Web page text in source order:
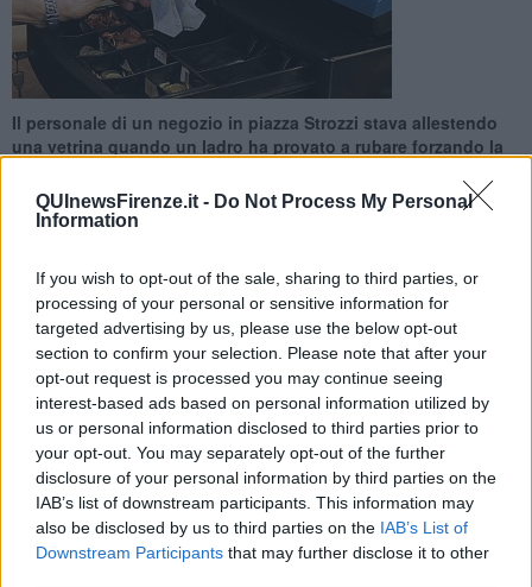
QUInewsFirenze.it - Do Not Process My Personal
Information
If you wish to opt-out of the sale, sharing to third parties, or
processing of your personal or sensitive information for
targeted advertising by us, please use the below opt-out
section to confirm your selection. Please note that after your
opt-out request is processed you may continue seeing
interest-based ads based on personal information utilized by
us or personal information disclosed to third parties prior to
your opt-out. You may separately opt-out of the further
disclosure of your personal information by third parties on the
IAB’s list of downstream participants. This information may
also be disclosed by us to third parties on the IAB’s List of
Downstream Participants that may further disclose it to other
Il personale di un negozio in piazza Strozzi stava allestendo
una vetrina quando un ladro ha provato a rubare forzando la
FIRENZE —I carabinieri di Firenze, durante i maggiori controlli in
occasione di
Pitti Uomo 90
, hanno arrestato con l’accusa di rapina
un uomo di 29 anni di Napoli, vecchia conoscenza delle forze
dell'ordine.
I militari sono intervenuti verso le 16 al negozio Flow Runin piazza
Strozzi. L’uomo, mentre lo staff era impegnato nell’allestimento
delle vetrine in un’altra stanza, si è diretto dietro il bancone dove
c'era il registratore di cassa. Lì, con degli attrezzi da scasso, ha
cercato di appropriarsi del contenuto.